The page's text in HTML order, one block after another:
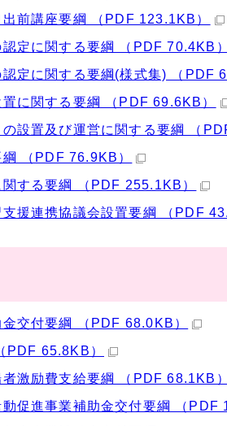
前講座要綱 （PDF 123.1KB）
定に関する要綱 （PDF 70.4KB）
定に関する要綱(様式集) （PDF
に関する要綱 （PDF 69.6KB）
設置及び運営に関する要綱 （
（PDF 76.9KB）
する要綱 （PDF 255.1KB）
援連携協議会設置要綱 （PDF
交付要綱 （PDF 68.0KB）
PDF 65.8KB）
激励費支給要綱 （PDF 68.1KB）
促進事業補助金交付要綱 （PDF